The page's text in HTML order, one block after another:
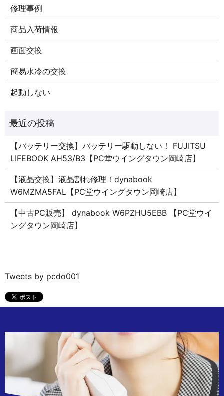
修理事例
商品入荷情報
画面交換
簡易水冷の交換
起動しない
【バッテリー交換】バッテリー駆動しない！ FUJITSU
LIFEBOOK AH53/B3【PC堂ウイングタウン岡崎店】
【液晶交換】液晶割れ修理！dynabook
W6MZMA5FAL【PC堂ウイングタウン岡崎店】
【中古PC販売】 dynabook W6PZHU5EBB 【PC堂ウイ
ングタウン岡崎店】
Tweets by pcdo001